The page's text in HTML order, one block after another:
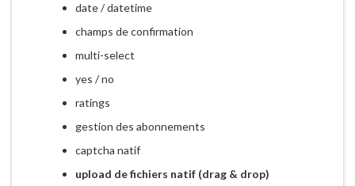
date / datetime
champs de confirmation
multi-select
yes / no
ratings
gestion des abonnements
captcha natif
upload de fichiers natif (drag & drop)